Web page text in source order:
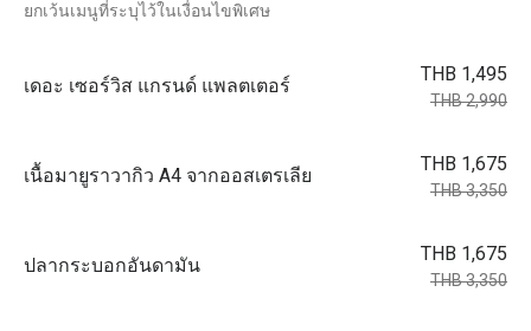
ยกเว้นเมนูที่ระบุไว้ในเงื่อนไขพิเศษ
เดอะ เซอร์วิส แกรนด์ แพลตเตอร์
THB 1,495
THB 2,990
เนื้อมายูราวากิว A4 จากออสเตรเลีย
THB 1,675
THB 3,350
ปลากระบอกอันดามัน
THB 1,675
THB 3,350